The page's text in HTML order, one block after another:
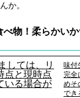
か。
物！柔らかい
味付
完全
めそ
でき